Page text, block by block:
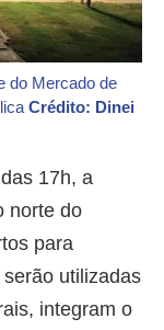
do Mercado de
Crédito: Dinei
17h, a
norte do
para
utilizadas
integram o